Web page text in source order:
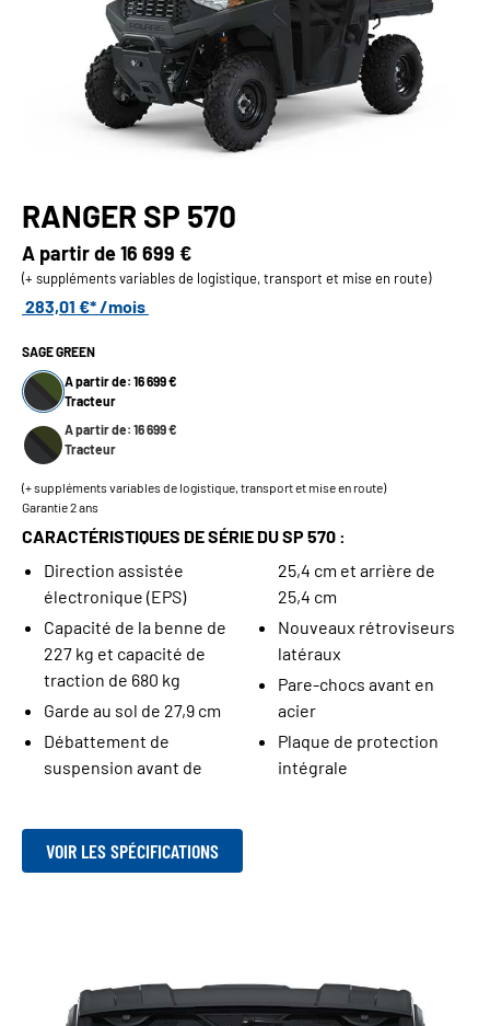
RANGER SP 570
A partir de16 699 €
(+ suppléments variables de logistique, transport et mise en route)
283,01 €* /mois
SAGE GREEN
A partir de: 16 699 €
Tracteur
A partir de: 16 699 €
Tracteur
(+ suppléments variables de logistique, transport et mise en route)
Garantie 2 ans
CARACTÉRISTIQUES DE SÉRIE DU SP 570 :
Direction assistée
électronique (EPS)
Capacité de la benne de
227 kg et capacité de
traction de 680 kg
Garde au sol de 27,9 cm
Débattement de
suspension avant de
25,4 cm et arrière de
25,4 cm
Nouveaux rétroviseurs
latéraux
Pare-chocs avant en
acier
Plaque de protection
intégrale
VOIR LES SPÉCIFICATIONS